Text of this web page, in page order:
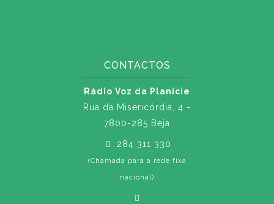
CONTACTOS
Rádio Voz da Planície
Rua da Misericórdia, 4 -
7800-285 Beja
284 311 330
(Chamada para a rede fixa
nacional)